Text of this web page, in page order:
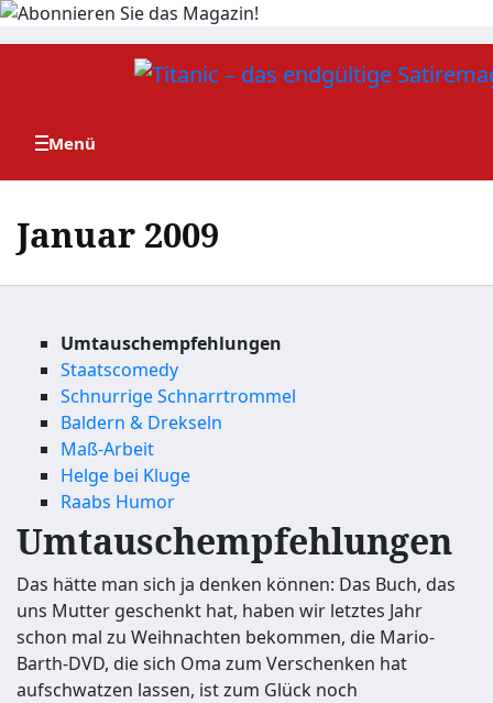
Zum
Januar 2009
Umtauschempfehlungen
Staatscomedy
Schnurrige Schnarrtrommel
Baldern & Drekseln
Maß-Arbeit
Helge bei Kluge
Raabs Humor
Umtauschempfehlungen
Das hätte man sich ja denken können: Das Buch, das
uns Mutter geschenkt hat, haben wir letztes Jahr
schon mal zu Weihnachten bekommen, die Mario-
Barth-DVD, die sich Oma zum Verschenken hat
aufschwatzen lassen, ist zum Glück noch